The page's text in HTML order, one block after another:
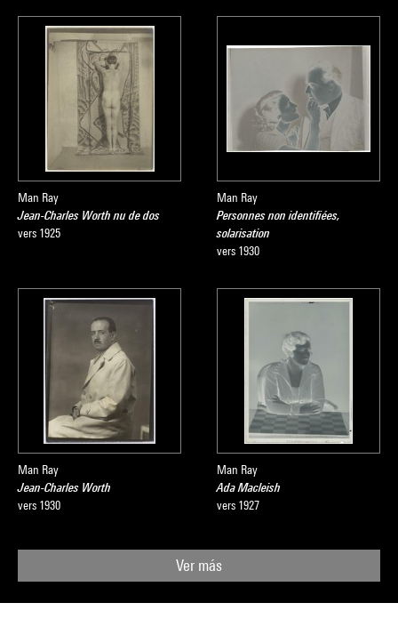
Man Ray
Jean-Charles Worth nu de dos
vers 1925
Man Ray
Personnes non identifiées,
solarisation
vers 1930
Man Ray
Jean-Charles Worth
vers 1930
Man Ray
Ada Macleish
vers 1927
Ver más